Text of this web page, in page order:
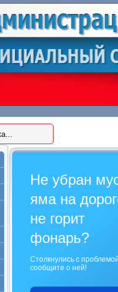
Не убран
яма на
не горит
фонарь?
Столкнулись с
сообщите о ней!